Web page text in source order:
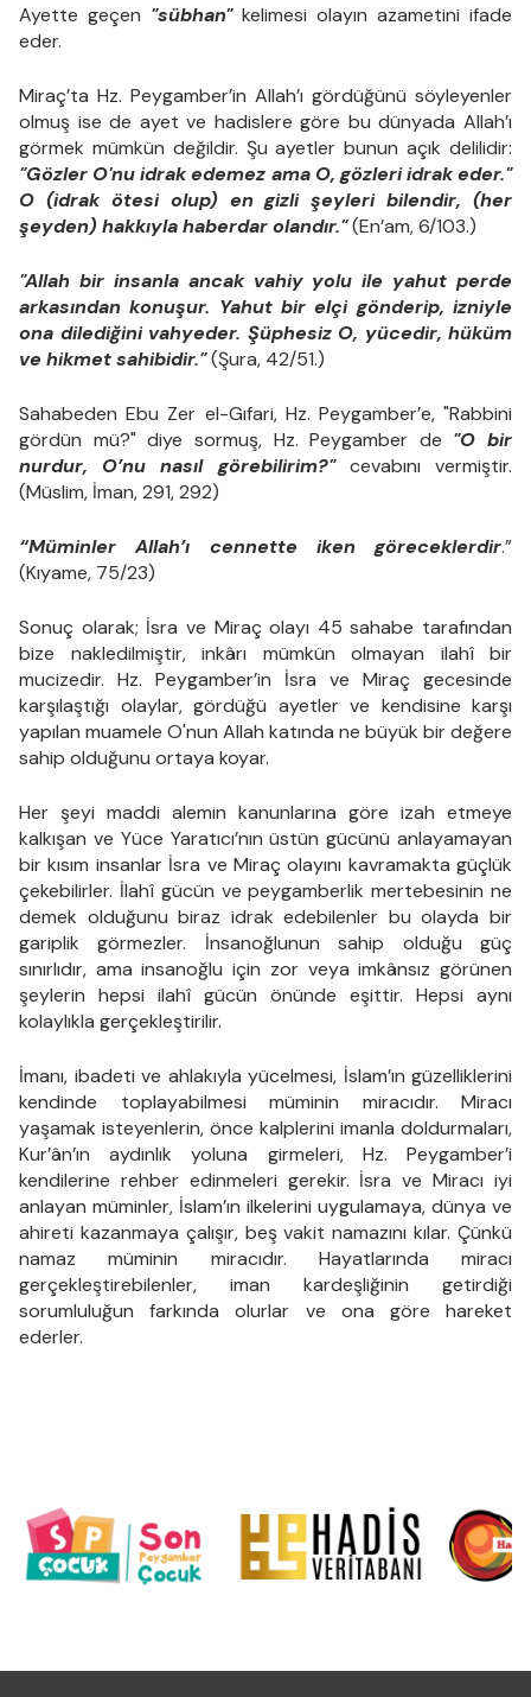
Ayette geçen "sübhan"kelimesi olayın azametini ifade
eder.
Miraç’ta Hz. Peygamber’in Allah’ı gördüğünü söyleyenler
olmuş ise de ayet ve hadislere göre bu dünyada Allah’ı
görmek mümkün değildir. Şu ayetler bunun açık delilidir:
"Gözler O'nu idrak edemez ama O, gözleri idrak eder."
O (idrak ötesi olup) en gizli şeyleri bilendir, (her
şeyden) hakkıyla haberdar olandır."(En’am, 6/103.)
"Allah bir insanla ancak vahiy yolu ile yahut perde
arkasından konuşur. Yahut bir elçi gönderip, izniyle
ona dilediğini vahyeder. Şüphesiz O, yücedir, hüküm
ve hikmet sahibidir."(Şura, 42/51.)
Sahabeden Ebu Zer el-Gıfari, Hz. Peygamber’e, "Rabbini
gördün mü?" diye sormuş, Hz. Peygamber de "O bir
nurdur, O’nu nasıl görebilirim?"cevabını vermiştir.
(Müslim, İman, 291, 292)
“Müminler Allah’ı cennette iken göreceklerdir.”
(Kıyame, 75/23)
Sonuç olarak; İsra ve Miraç olayı 45 sahabe tarafından
bize nakledilmiştir, inkârı mümkün olmayan ilahî bir
mucizedir. Hz. Peygamber’in İsra ve Miraç gecesinde
karşılaştığı olaylar, gördüğü ayetler ve kendisine karşı
yapılan muamele O'nun Allah katında ne büyük bir değere
sahip olduğunu ortaya koyar.
Her şeyi maddi alemin kanunlarına göre izah etmeye
kalkışan ve Yüce Yaratıcı’nın üstün gücünü anlayamayan
bir kısım insanlar İsra ve Miraç olayını kavramakta güçlük
çekebilirler. İlahî gücün ve peygamberlik mertebesinin ne
demek olduğunu biraz idrak edebilenler bu olayda bir
gariplik görmezler. İnsanoğlunun sahip olduğu güç
sınırlıdır, ama insanoğlu için zor veya imkânsız görünen
şeylerin hepsi ilahî gücün önünde eşittir. Hepsi aynı
kolaylıkla gerçekleştirilir.
İmanı, ibadeti ve ahlakıyla yücelmesi, İslam’ın güzelliklerini
kendinde toplayabilmesi müminin miracıdır. Miracı
yaşamak isteyenlerin, önce kalplerini imanla doldurmaları,
Kur’ân’ın aydınlık yoluna girmeleri, Hz. Peygamber’i
kendilerine rehber edinmeleri gerekir. İsra ve Miracı iyi
anlayan müminler, İslam’ın ilkelerini uygulamaya, dünya ve
ahireti kazanmaya çalışır, beş vakit namazını kılar. Çünkü
namaz müminin miracıdır. Hayatlarında miracı
gerçekleştirebilenler, iman kardeşliğinin getirdiği
sorumluluğun farkında olurlar ve ona göre hareket
ederler.